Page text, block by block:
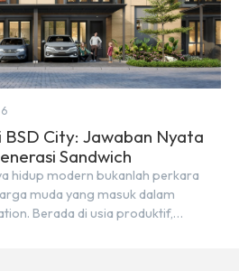
BSD City: Jawaban Nyata
Sandwich
hidup modern bukanlah perkara
muda yang masuk dalam
Berada di usia produktif,